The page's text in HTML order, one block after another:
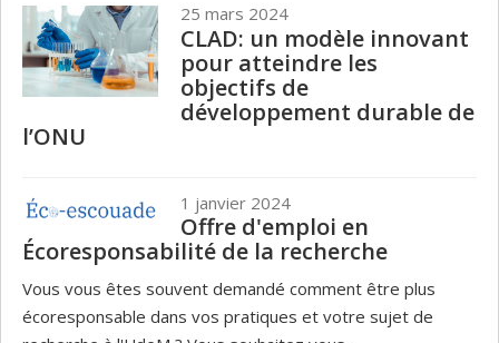
25 mars 2024
CLAD: un modèle innovant
pour atteindre les
objectifs de
développement durable de
l’ONU
1 janvier 2024
Offre d'emploi en
Écoresponsabilité de la recherche
Vous vous êtes souvent demandé comment être plus
écoresponsable dans vos pratiques et votre sujet de